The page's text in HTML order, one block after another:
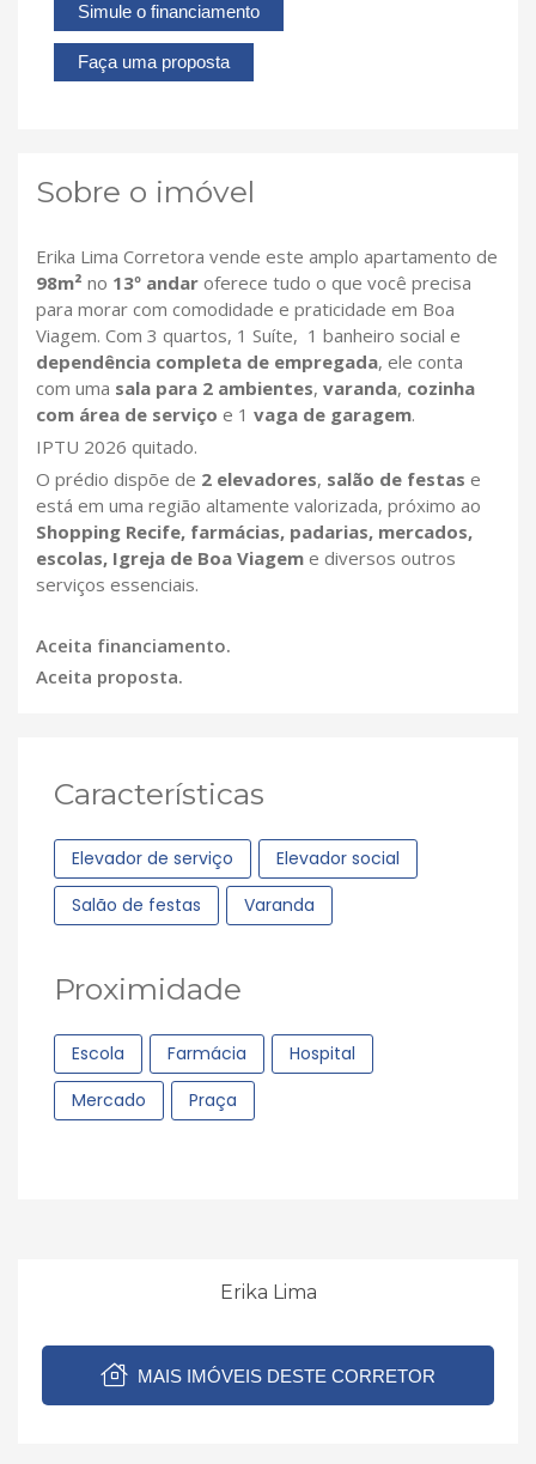
Simule o financiamento
Faça uma proposta
Sobre o imóvel
Erika Lima Corretora vende este amplo apartamento de
98m² no 13º andar oferece tudo o que você precisa
para morar com comodidade e praticidade em Boa
Viagem. Com 3 quartos, 1 Suíte, 1 banheiro social e
dependência completa de empregada, ele conta
com uma sala para 2 ambientes, varanda, cozinha
com área de serviço e 1 vaga de garagem.
IPTU 2026 quitado.
O prédio dispõe de 2 elevadores, salão de festas e
está em uma região altamente valorizada, próximo ao
Shopping Recife, farmácias, padarias, mercados,
escolas, Igreja de Boa Viagem e diversos outros
serviços essenciais.
Aceita financiamento.
Aceita proposta.
Características
Elevador de serviço
Elevador social
Salão de festas
Varanda
Proximidade
Escola Farmácia
Hospital
Mercado
Praça
Erika Lima
MAIS IMÓVEIS DESTE CORRETOR